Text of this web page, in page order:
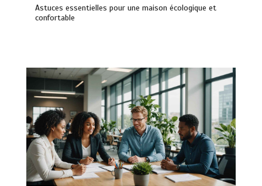
Astuces essentielles pour une maison écologique et
confortable